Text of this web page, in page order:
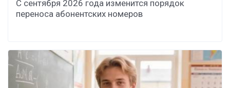
С сентября 2026 года изменится порядок
переноса абонентских номеров